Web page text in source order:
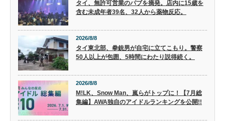
タイ、無許可営業のパブを摘発。店内に15歳を
含む未成年者39名、32人から薬物反応。
2026/8/8
タイ東北部、拳銃男が自宅に立てこもり。警察
50人以上が包囲、5時間にわたり説得続く。
2026/8/8
M!LK、Snow Man、嵐らがトップに！【7月総
集編】AWA独自のアイドルランキングを公開!!